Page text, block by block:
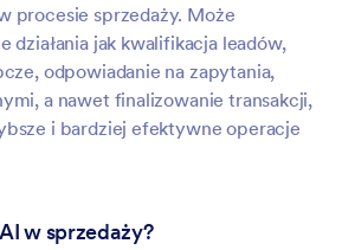
procesie sprzedaży. Może
działania jak kwalifikacja leadów,
odpowiadanie na zapytania,
a nawet finalizowanie transakcji,
i bardziej efektywne operacje
w sprzedaży?